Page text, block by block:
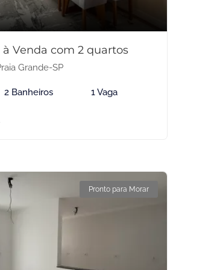
Venda com 2 quartos
Grande-SP
2 Banheiros 1 Vaga
Pronto para Morar